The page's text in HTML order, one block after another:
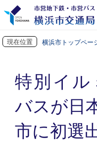
現在位置 横浜市トップペー
心臨海部を走ります！
特別イル
バスが日
市に初選